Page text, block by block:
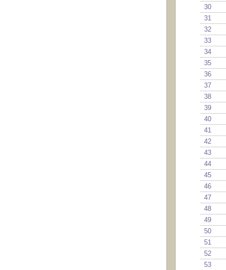
30
31
32
33
34
35
36
37
38
39
40
41
42
43
44
45
46
47
48
49
50
51
52
53